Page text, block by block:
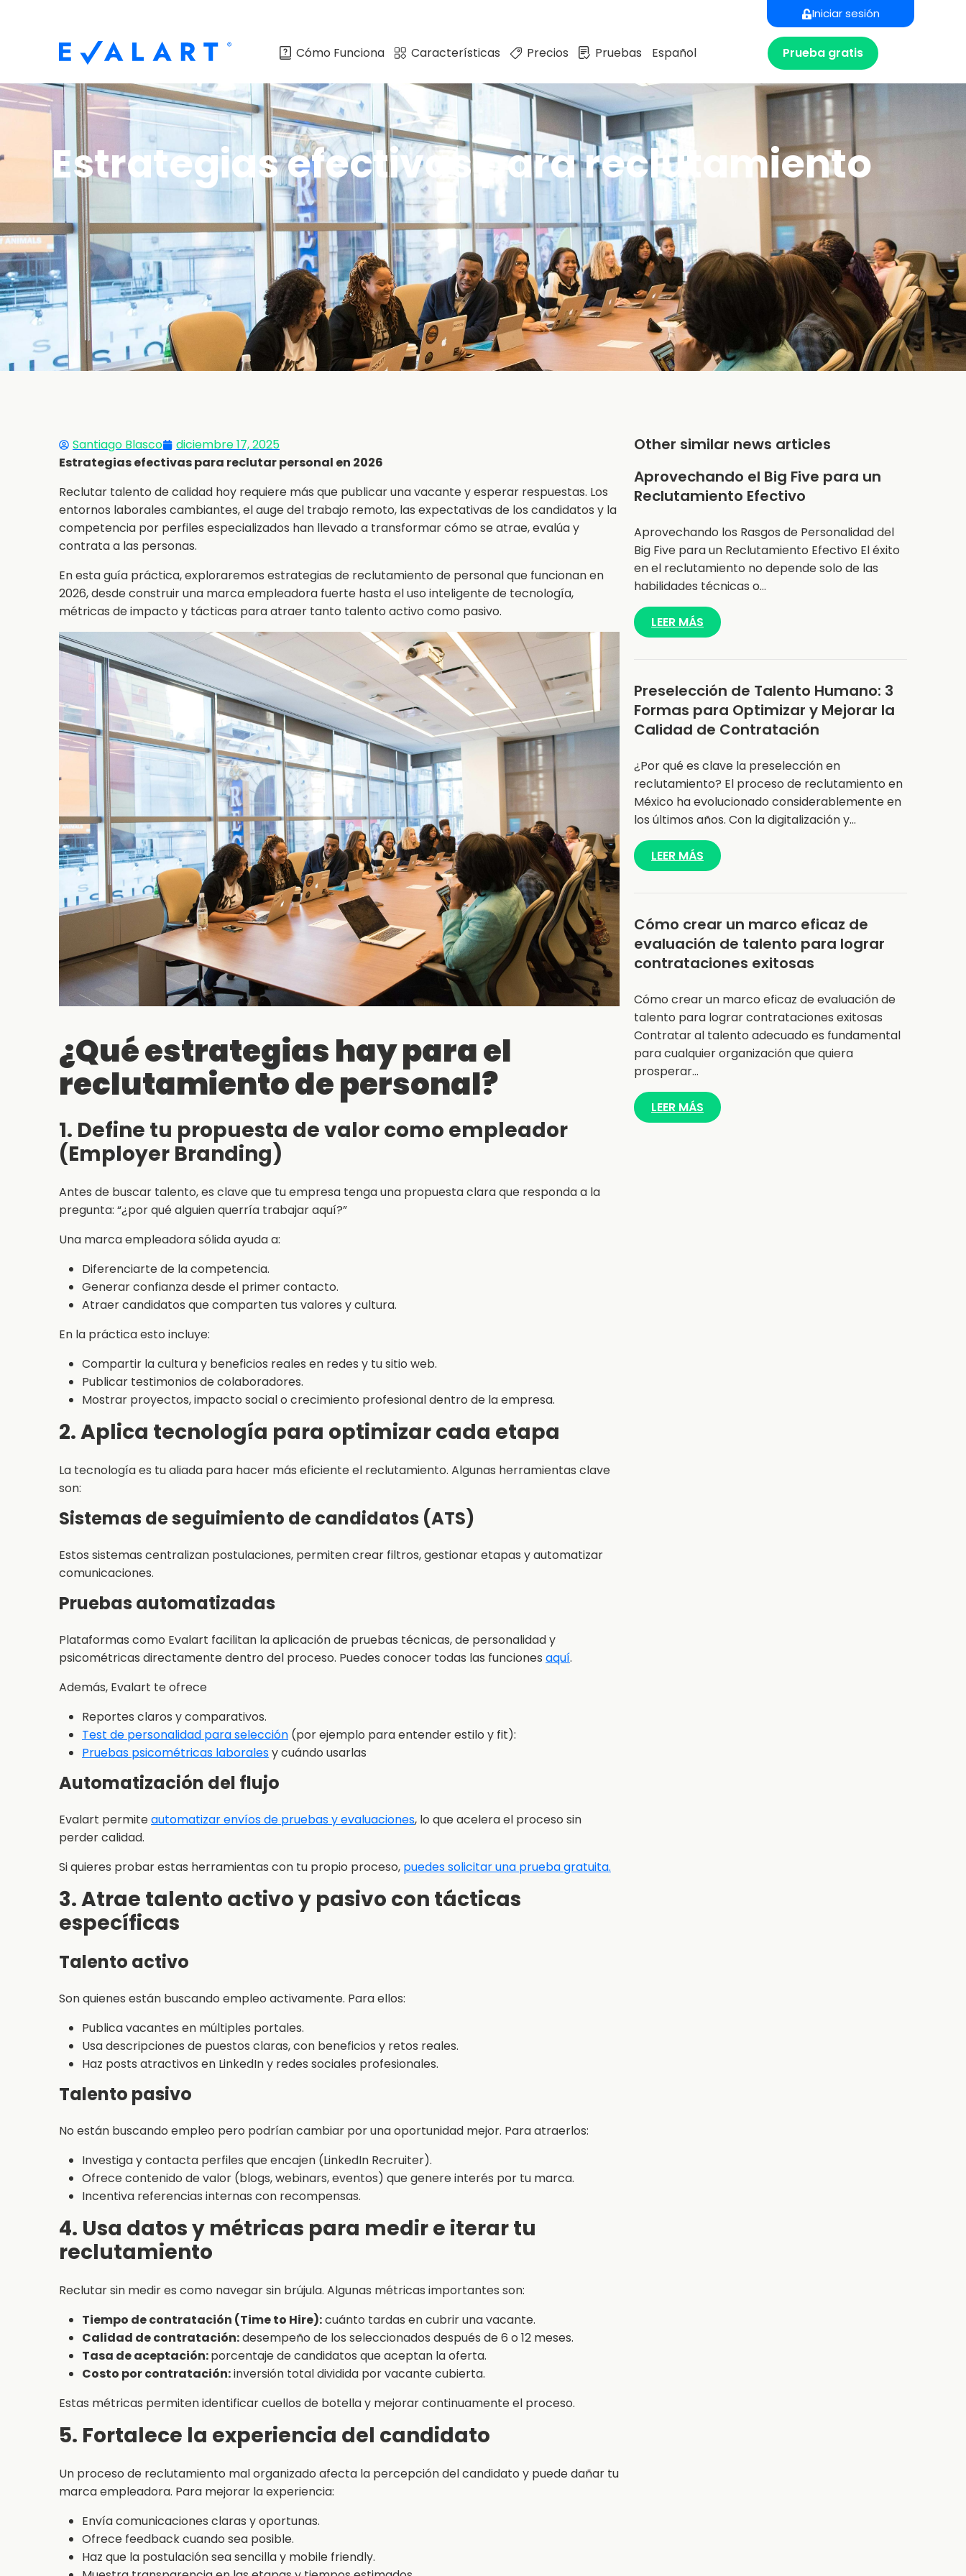
Iniciar sesión
Cómo Funciona Características Precios Pruebas Español Prueba gratis
Estrategias efectivas para reclutamiento
Santiago Blasco
diciembre 17, 2025
Estrategias efectivas para reclutar personal en 2026
Reclutar talento de calidad hoy requiere más que publicar una vacante y esperar respuestas. Los
entornos laborales cambiantes, el auge del trabajo remoto, las expectativas de los candidatos y la
competencia por perfiles especializados han llevado a transformar cómo se atrae, evalúa y
contrata a las personas.
En esta guía práctica, exploraremos estrategias de reclutamiento de personal que funcionan en
2026, desde construir una marca empleadora fuerte hasta el uso inteligente de tecnología,
métricas de impacto y tácticas para atraer tanto talento activo como pasivo.
¿Qué estrategias hay para el
reclutamiento de personal?
1. Define tu propuesta de valor como empleador
(Employer Branding)
Antes de buscar talento, es clave que tu empresa tenga una propuesta clara que responda a la
pregunta: “¿por qué alguien querría trabajar aquí?”
Una marca empleadora sólida ayuda a:
Diferenciarte de la competencia.
Generar confianza desde el primer contacto.
Atraer candidatos que comparten tus valores y cultura.
En la práctica esto incluye:
Compartir la cultura y beneficios reales en redes y tu sitio web.
Publicar testimonios de colaboradores.
Mostrar proyectos, impacto social o crecimiento profesional dentro de la empresa.
2. Aplica tecnología para optimizar cada etapa
La tecnología es tu aliada para hacer más eficiente el reclutamiento. Algunas herramientas clave
son:
Sistemas de seguimiento de candidatos (ATS)
Estos sistemas centralizan postulaciones, permiten crear filtros, gestionar etapas y automatizar
comunicaciones.
Pruebas automatizadas
Plataformas como Evalart facilitan la aplicación de pruebas técnicas, de personalidad y
psicométricas directamente dentro del proceso. Puedes conocer todas las funciones aquí.
Además, Evalart te ofrece
Reportes claros y comparativos.
Test de personalidad para selección (por ejemplo para entender estilo y fit):
Pruebas psicométricas laboralesy cuándo usarlas
Automatización del flujo
Evalart permiteautomatizar envíos de pruebas y evaluaciones, lo que acelera el proceso sin
perder calidad.
Si quieres probar estas herramientas con tu propio proceso, puedes solicitar una prueba gratuita.
3. Atrae talento activo y pasivo con tácticas
específicas
Talento activo
Son quienes están buscando empleo activamente. Para ellos:
Publica vacantes en múltiples portales.
Usa descripciones de puestos claras, con beneficios y retos reales.
Haz posts atractivos en LinkedIn y redes sociales profesionales.
Talento pasivo
No están buscando empleo pero podrían cambiar por una oportunidad mejor. Para atraerlos:
Investiga y contacta perfiles que encajen (LinkedIn Recruiter).
Ofrece contenido de valor (blogs, webinars, eventos) que genere interés por tu marca.
Incentiva referencias internas con recompensas.
4. Usa datos y métricas para medir e iterar tu
reclutamiento
Reclutar sin medir es como navegar sin brújula. Algunas métricas importantes son:
Tiempo de contratación (Time to Hire):cuánto tardas en cubrir una vacante.
Calidad de contratación:desempeño de los seleccionados después de 6 o 12 meses.
Tasa de aceptación:porcentaje de candidatos que aceptan la oferta.
Costo por contratación:inversión total dividida por vacante cubierta.
Estas métricas permiten identificar cuellos de botella y mejorar continuamente el proceso.
5. Fortalece la experiencia del candidato
Un proceso de reclutamiento mal organizado afecta la percepción del candidato y puede dañar tu
marca empleadora. Para mejorar la experiencia:
Envía comunicaciones claras y oportunas.
Ofrece feedback cuando sea posible.
Haz que la postulación sea sencilla y mobile friendly.
Other similar news articles
Aprovechando el Big Five para un
Reclutamiento Efectivo
Aprovechando los Rasgos de Personalidad del
Big Five para un Reclutamiento Efectivo El éxito
en el reclutamiento no depende solo de las
habilidades técnicas o…
LEER MÁS
Preselección de Talento Humano: 3
Formas para Optimizar y Mejorar la
Calidad de Contratación
¿Por qué es clave la preselección en
reclutamiento? El proceso de reclutamiento en
México ha evolucionado considerablemente en
los últimos años. Con la digitalización y…
LEER MÁS
Cómo crear un marco eficaz de
evaluación de talento para lograr
contrataciones exitosas
Cómo crear un marco eficaz de evaluación de
talento para lograr contrataciones exitosas
Contratar al talento adecuado es fundamental
para cualquier organización que quiera
prosperar…
LEER MÁS